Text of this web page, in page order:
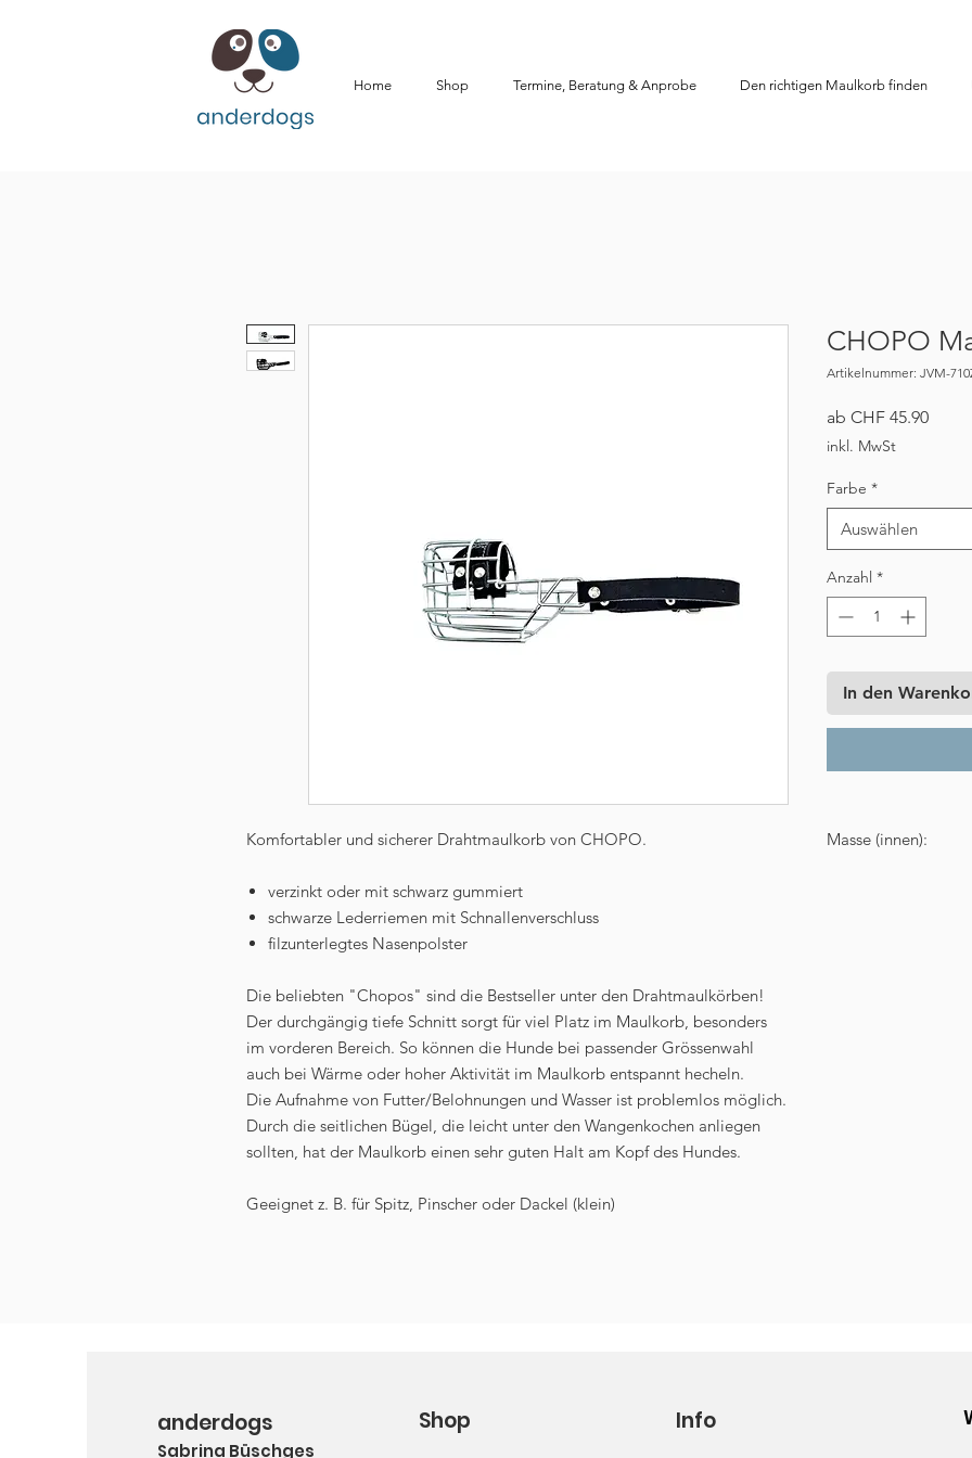
Home Shop Termine, Beratung & Anprobe Den richtigen Maulkorb finden
Komfortabler und sicherer Drahtmaulkorb von CHOPO.
verzinkt oder mit schwarz gummiert
schwarze Lederriemen mit Schnallenverschluss
filzunterlegtes Nasenpolster
Die beliebten "Chopos" sind die Bestseller unter den Drahtmaulkörben!
Der durchgängig tiefe Schnitt sorgt für viel Platz im Maulkorb, besonders
im vorderen Bereich. So können die Hunde bei passender Grössenwahl
auch bei Wärme oder hoher Aktivität im Maulkorb entspannt hecheln.
Die Aufnahme von Futter/Belohnungen und Wasser ist problemlos möglich.
Durch die seitlichen Bügel, die leicht unter den Wangenkochen anliegen
sollten, hat der Maulkorb einen sehr guten Halt am Kopf des Hundes.
Geeignet z. B. für Spitz, Pinscher oder Dackel (klein)
CHOPO
Artikelnummer: JVM-
ab CHF 45.90Sale-
inkl. MwSt
Farbe *
Auswählen
Anzahl *
In den
Masse (innen):
anderdogs
Sabrina Büschges
Shop Info